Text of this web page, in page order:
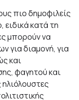
πιο δημοφιλείς
κατά τη
μπορούν να
για διαμονή, για
και
φαγητού και
ηλιόλουστες